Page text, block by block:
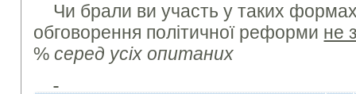
Чи брали ви участь у таких формах
обговорення політичної реформи не
%серед усіх опитаних